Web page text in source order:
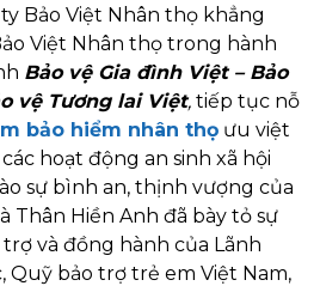
Bảo Việt Nhân thọ khẳng
Việt Nhân thọ trong hành
Bảo vệ Gia đình Việt – Bảo
vệ Tương lai Việt, tiếp tục nỗ
bảo hiểm nhân thọ ưu việt
hoạt động an sinh xã hội
sự bình an, thịnh vượng của
Thân Hiền Anh đã bày tỏ sự
và đồng hành của Lãnh
Quỹ bảo trợ trẻ em Việt Nam,